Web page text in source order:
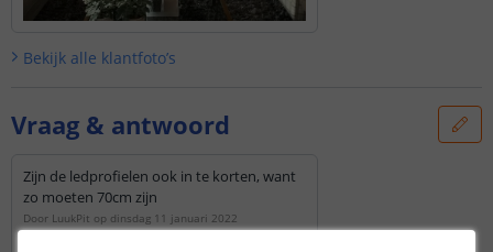
Bekijk alle klantfoto’s
Vraag & antwoord
Zijn de ledprofielen ook in te korten, want
zo moeten 70cm zijn
Door LuukPit op dinsdag 11 januari 2022